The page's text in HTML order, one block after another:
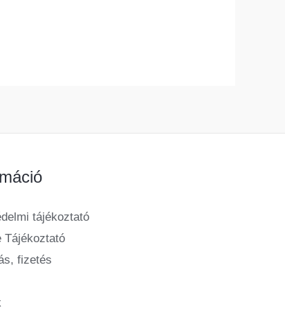
tájékoztató
Tájékoztató
fizetés